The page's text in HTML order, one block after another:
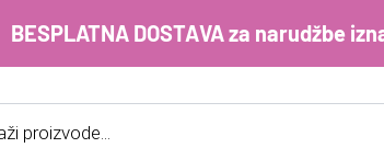
BESPLATNA DOSTAVA za narudžbe